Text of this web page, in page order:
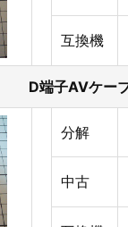
互換機
D端子AVケー
分解
中古